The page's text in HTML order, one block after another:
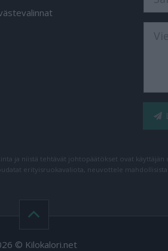
ja niistä tehtävät johtopäätökset ovat
erityisruokavaliota, neuvottele
© Kilokalori.net